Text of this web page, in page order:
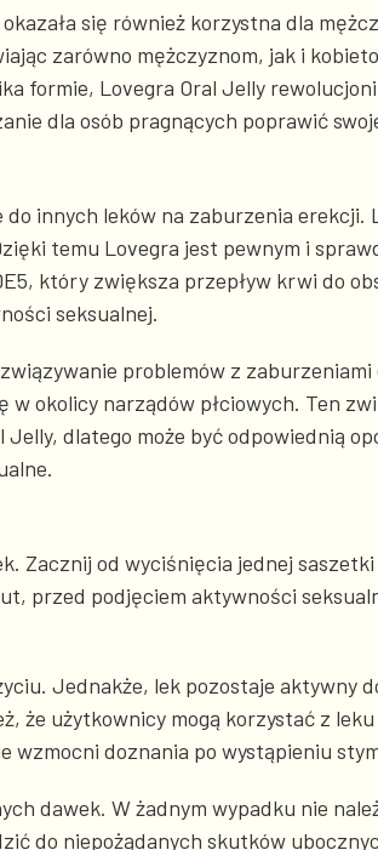
się również korzystna dla
zarówno mężczyznom, jak i
formie, Lovegra Oral Jelly
dla osób pragnących poprawić
innych leków na zaburzenia
temu Lovegra jest pewnym i
który zwiększa przepływ krwi do
seksualnej.
problemów z
okolicy narządów płciowych. Ten
dlatego może być odpowiednią
Zacznij od wyciśnięcia jednej
przed podjęciem aktywności
Jednakże, lek pozostaje aktywny
że użytkownicy mogą korzystać z
wzmocni doznania po wystąpieniu
dawek. W żadnym wypadku nie
do niepożądanych skutków